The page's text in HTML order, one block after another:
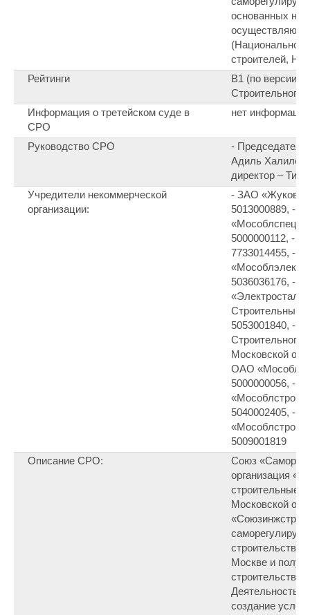
основанных на
(Национальное
строителей,
Рейтинги
В1 (по версии
Строительного
Информация о третейском суде в
СРО
нет информации
Руководство СРО
- Председатель
Адиль
директор –
Учредители некоммерческой
организации:
- ЗАО
5013000889, -
5000000112, -
7733014455, -
5036036176, -
Строительный
5053001840, -
Строительного
Московской
ОАО
5000000056, -
5040002405, -
5009001819
Описание СРО:
Союз
организация
строительные
Московской
строительстве,
Москве и
строительстве
Деятельность
создание